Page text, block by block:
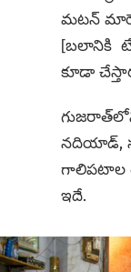
మటన్
[బలానికి
కూడా
నదియాడ్,
గాలిపటాల
ఇదే.